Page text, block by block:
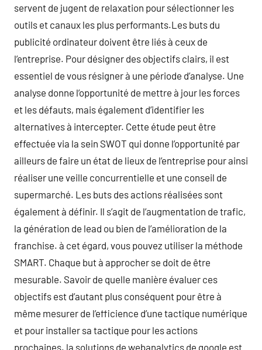
servent de jugent de relaxation pour sélectionner les
outils et canaux les plus performants.Les buts du
publicité ordinateur doivent être liés à ceux de
l’entreprise. Pour désigner des objectifs clairs, il est
essentiel de vous résigner à une période d’analyse. Une
analyse donne l’opportunité de mettre à jour les forces
et les défauts, mais également d’identifier les
alternatives à intercepter. Cette étude peut être
effectuée via la sein SWOT qui donne l’opportunité par
ailleurs de faire un état de lieux de l’entreprise pour ainsi
réaliser une veille concurrentielle et une conseil de
supermarché. Les buts des actions réalisées sont
également à définir. Il s’agit de l’augmentation de trafic,
la génération de lead ou bien de l’amélioration de la
franchise. à cet égard, vous pouvez utiliser la méthode
SMART. Chaque but à approcher se doit de être
mesurable. Savoir de quelle manière évaluer ces
objectifs est d’autant plus conséquent pour être à
même mesurer de l’efficience d’une tactique numérique
et pour installer sa tactique pour les actions
prochaines. la solutions de webanalytics de google est